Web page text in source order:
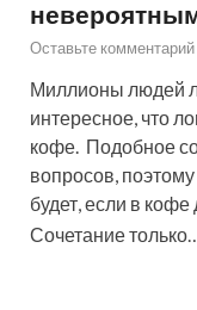
Оставьте комментарий
Миллионы людей
интересное, что
кофе. Подобное
вопросов,
будет, если в
Сочетание только…